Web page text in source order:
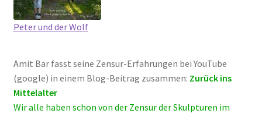
Peter und der Wolf
Amit Bar fasst sei­ne Zen­sur-Erfah­run­gen bei You­Tube
(goog­le) in einem Blog-Bei­trag zusam­men: Zurück ins
Mit­tel­al­ter
Wir alle haben schon von der Zen­sur der Skulp­tu­ren im